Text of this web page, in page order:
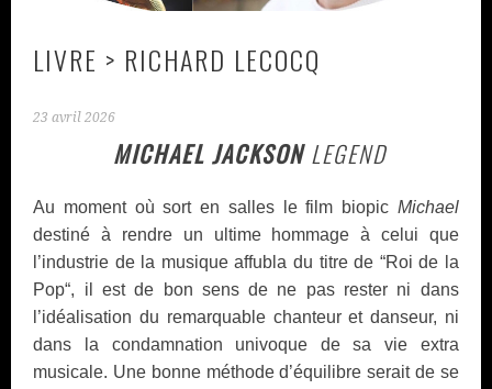
LIVRE > RICHARD LECOCQ
23 avril 2026
MICHAEL JACKSONLEGEND
Au moment où sort en salles le film biopic Michael
destiné à rendre un ultime hommage à celui que
l’industrie de la musique affubla du titre de “Roi de la
Pop“, il est de bon sens de ne pas rester ni dans
l’idéalisation du remarquable chanteur et danseur, ni
dans la condamnation univoque de sa vie extra
musicale. Une bonne méthode d’équilibre serait de se